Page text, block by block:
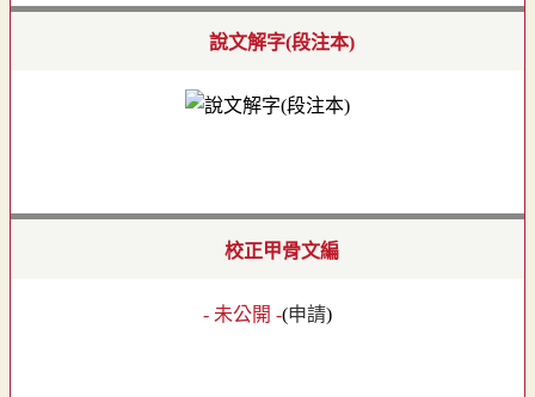
說文解字(段注本)
校正甲骨文編
- 未公開 -(申請)